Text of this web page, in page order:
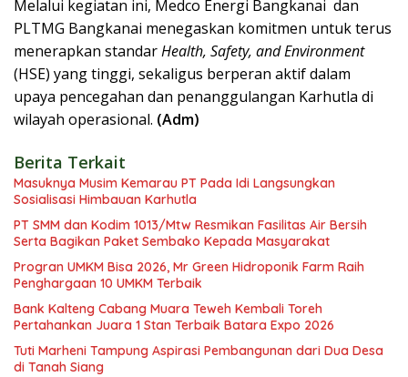
Melalui kegiatan ini, Medco Energi Bangkanai dan
PLTMG Bangkanai menegaskan komitmen untuk terus
menerapkan standarHealth, Safety, and Environment
(HSE) yang tinggi, sekaligus berperan aktif dalam
upaya pencegahan dan penanggulangan Karhutla di
wilayah operasional. (Adm)
Berita Terkait
Masuknya Musim Kemarau PT Pada Idi Langsungkan
Sosialisasi Himbauan Karhutla
PT SMM dan Kodim 1013/Mtw Resmikan Fasilitas Air Bersih
Serta Bagikan Paket Sembako Kepada Masyarakat
Progran UMKM Bisa 2026, Mr Green Hidroponik Farm Raih
Penghargaan 10 UMKM Terbaik
Bank Kalteng Cabang Muara Teweh Kembali Toreh
Pertahankan Juara 1 Stan Terbaik Batara Expo 2026
Tuti Marheni Tampung Aspirasi Pembangunan dari Dua Desa
di Tanah Siang